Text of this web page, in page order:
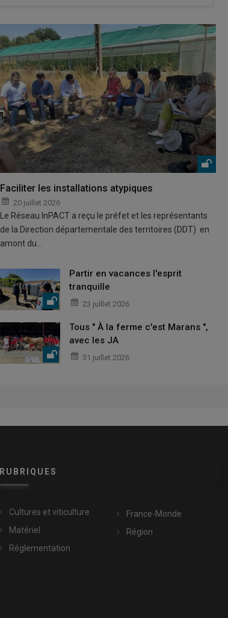
Faciliter les installations atypiques
20 juillet 2026
Le Réseau InPACT a reçu le préfet et les représentants
de la Direction départementale des territoires (DDT) en
amont du…
Partir en vacances l'esprit
tranquille
23 juillet 2026
Tous " À la ferme c'est Marans ",
avec les JA
31 juillet 2026
RUBRIQUES
Cultures et viticulture
Matériel
Réglementation
France-Monde
Région